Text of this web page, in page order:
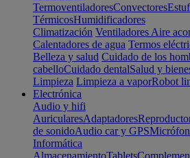
TermoventiladoresConvectores
TérmicosHumidificadores
Climatización Ventiladores Aire
Calentadores de agua Termos
Belleza y salud Cuidado de los
cabelloCuidado dentalSalud y
Limpieza Limpieza a vaporRobot
Electrónica
Audio y hifi
AuricularesAdaptadores
de sonidoAudio car y GPS
Informática
AlmacenamientoTablets